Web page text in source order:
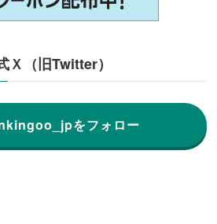
Ｘ（旧Twitter）
をフォロー